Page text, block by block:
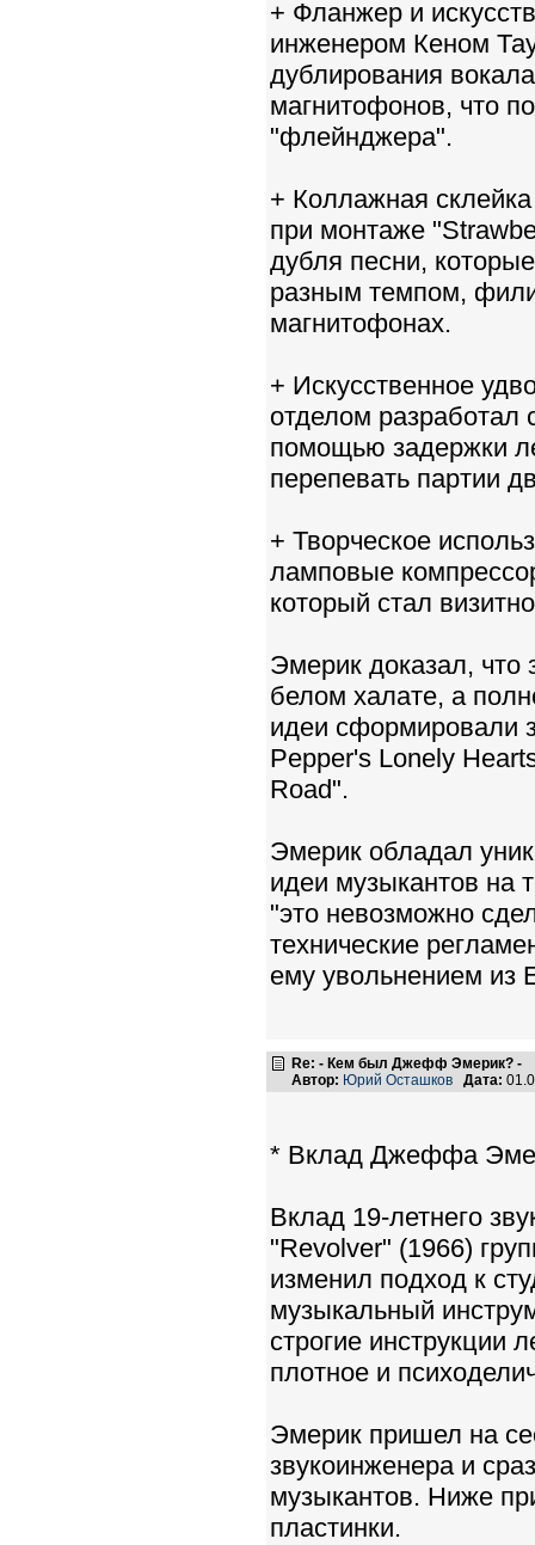
+ Фланжер и
инженером Кеном
дублирования
магнитофонов, что
"флейнджера".
+ Коллажная
при монтаже
дубля песни,
разным темпом,
магнитофонах.
+ Искусственное
отделом разработал
помощью задержки
перепевать партии
+ Творческое
ламповые
который стал
Эмерик доказал, что
белом халате, а
идеи сформировали
Pepper's Lonely
Road".
Эмерик обладал
идеи музыкантов на
"это невозможно
технические
ему увольнением из
Re: - Кем был Джефф Эмерик? -
Автор: Юрий Осташков Дата:
* Вклад Джеффа
Вклад 19-летнего
"Revolver" (1966)
изменил подход к
музыкальный
строгие инструкции
плотное и
Эмерик пришел на
звукоинженера и
музыкантов. Ниже
пластинки.